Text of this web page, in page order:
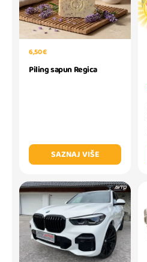
6,50 €
Piling sapun Regica
SAZNAJ VIŠE